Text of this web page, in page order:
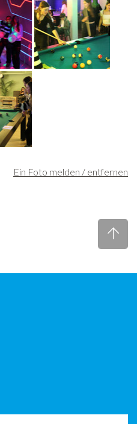
Ein Foto melden / entfernen